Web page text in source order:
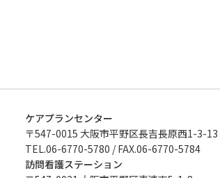
ケアプランセンター
〒547-0015 大阪市平野区長吉長原西1-3-13
TEL.06-6770-5780 / FAX.06-6770-5784
訪問看護ステーション